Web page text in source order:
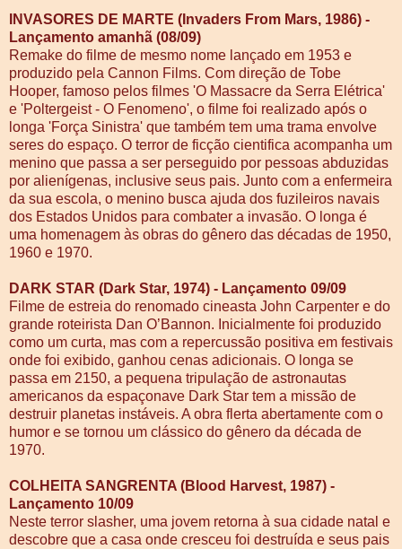
INVASORES DE MARTE (Invaders From Mars, 1986) -
Lançamento amanhã (08/09)
Remake do filme de mesmo nome lançado em 1953 e
produzido pela Cannon Films. Com direção de Tobe
Hooper, famoso pelos filmes 'O Massacre da Serra Elétrica'
e 'Poltergeist - O Fenomeno', o filme foi realizado após o
longa 'Força Sinistra' que também tem uma trama envolve
seres do espaço. O terror de ficção cientifica acompanha um
menino que passa a ser perseguido por pessoas abduzidas
por alienígenas, inclusive seus pais. Junto com a enfermeira
da sua escola, o menino busca ajuda dos fuzileiros navais
dos Estados Unidos para combater a invasão. O longa é
uma homenagem às obras do gênero das décadas de 1950,
1960 e 1970.
DARK STAR (Dark Star, 1974) - Lançamento 09/09
Filme de estreia do renomado cineasta John Carpenter e do
grande roteirista Dan O’Bannon. Inicialmente foi produzido
como um curta, mas com a repercussão positiva em festivais
onde foi exibido, ganhou cenas adicionais. O longa se
passa em 2150, a pequena tripulação de astronautas
americanos da espaçonave Dark Star tem a missão de
destruir planetas instáveis. A obra flerta abertamente com o
humor e se tornou um clássico do gênero da década de
1970.
COLHEITA SANGRENTA (Blood Harvest, 1987) -
Lançamento 10/09
Neste terror slasher, uma jovem retorna à sua cidade natal e
descobre que a casa onde cresceu foi destruída e seus pais